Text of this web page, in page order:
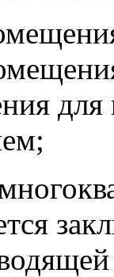
для